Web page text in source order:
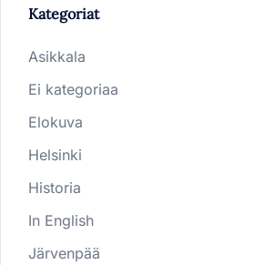
Kategoriat
Asikkala
Ei kategoriaa
Elokuva
Helsinki
Historia
In English
Järvenpää